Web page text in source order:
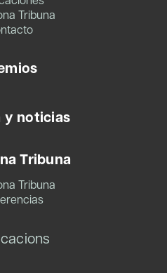
Tribuna
y noticias
Tribuna
Tribuna